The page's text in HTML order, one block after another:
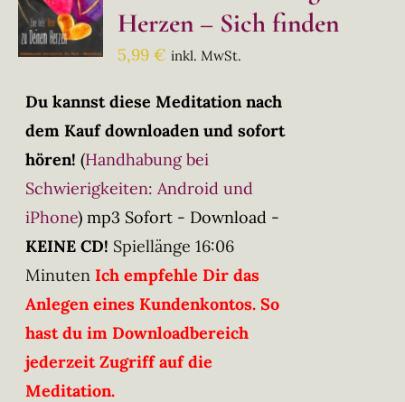
Herzen – Sich finden
5,99€ inkl. MwSt.
Du kannst diese Meditation nach
dem Kauf downloaden und sofort
hören! (Handhabung bei
Schwierigkeiten: Android und
iPhone) mp3 Sofort - Download -
KEINE CD! Spiellänge 16:06
Minuten Ich empfehle Dir das
Anlegen eines Kundenkontos. So
hast du im Downloadbereich
jederzeit Zugriff auf die
Meditation.